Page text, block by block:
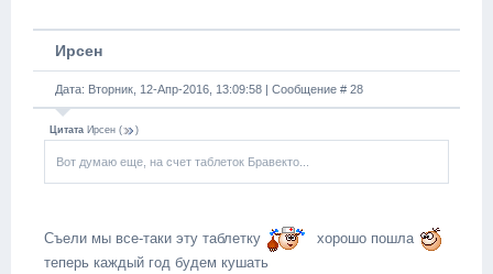
Ирсен
Дата: Вторник, 12-Апр-2016, 13:09:58 | Сообщение # 28
Цитата Ирсен ( )
Вот думаю еще, на счет таблеток Бравекто...
Съели мы все-таки эту таблетку
хорошо пошла
теперь каждый год будем кушать